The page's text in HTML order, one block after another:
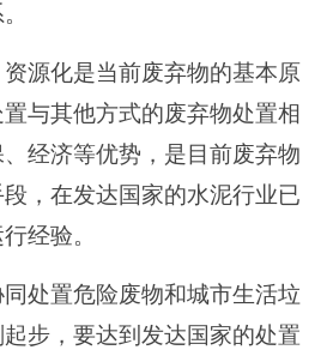
源化是当前废弃物的基本原
与其他方式的废弃物处置相
经济等优势，是目前废弃物
，在发达国家的水泥行业已
经验。
处置危险废物和城市生活垃
步，要达到发达国家的处置